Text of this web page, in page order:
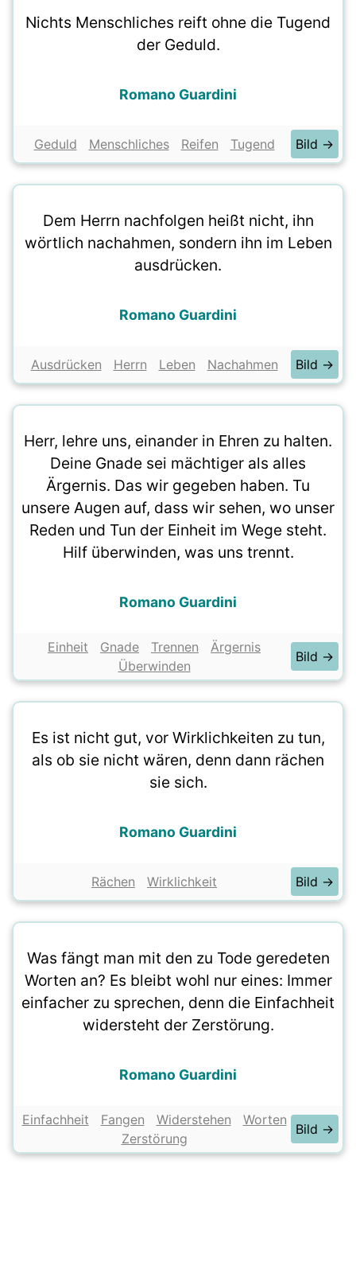
Nichts Menschliches reift ohne die Tugend
der Geduld.
Romano Guardini
Geduld Menschliches Reifen Tugend Bild →
Dem Herrn nachfolgen heißt nicht, ihn
wörtlich nachahmen, sondern ihn im Leben
ausdrücken.
Romano Guardini
Ausdrücken Herrn Leben Nachahmen Bild →
Herr, lehre uns, einander in Ehren zu halten.
Deine Gnade sei mächtiger als alles
Ärgernis. Das wir gegeben haben. Tu
unsere Augen auf, dass wir sehen, wo unser
Reden und Tun der Einheit im Wege steht.
Hilf überwinden, was uns trennt.
Romano Guardini
Einheit Gnade Trennen
Ärgernis
Überwinden
Bild →
Es ist nicht gut, vor Wirklichkeiten zu tun,
als ob sie nicht wären, denn dann rächen
sie sich.
Romano Guardini
Rächen Wirklichkeit Bild →
Was fängt man mit den zu Tode geredeten
Worten an? Es bleibt wohl nur eines: Immer
einfacher zu sprechen, denn die Einfachheit
widersteht der Zerstörung.
Romano Guardini
Einfachheit Fangen Widerstehen
Worten
Zerstörung
Bild →